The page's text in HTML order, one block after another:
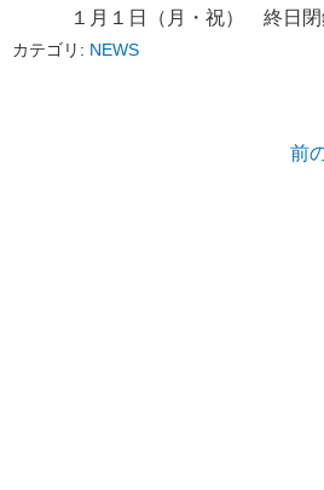
１月１日（月・祝） 終日閉
カテゴリ: NEWS
前